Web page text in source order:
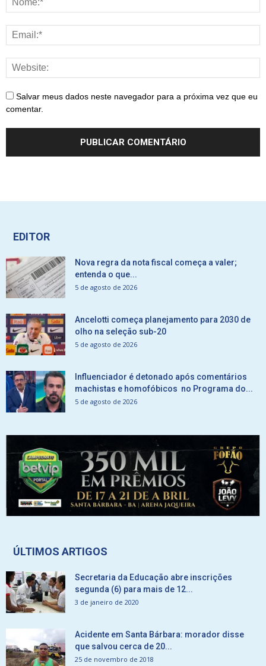
Salvar meus dados neste navegador para a próxima vez que eu
comentar.
EDITOR
Nova regra da nota fiscal começa a valer;
entenda o que...
5 de agosto de 2026
Ancelotti começa planejamento para 2030 de
olho na seleção sub-20
5 de agosto de 2026
Influenciador é detonado após comentários
machistas e homofóbicos no Programa do...
5 de agosto de 2026
ÚLTIMOS ARTIGOS
Secretaria da Educação abre inscrições
segunda (6) para mais de 12...
3 de janeiro de 2020
Acidente em Santa Bárbara: morador disse
que salvou cerca de 20...
25 de novembro de 2018